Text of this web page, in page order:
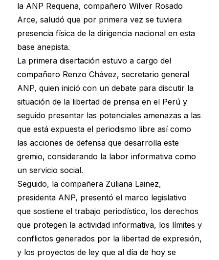
la ANP Requena, compañero Wilver Rosado
Arce, saludó que por primera vez se tuviera
presencia física de la dirigencia nacional en esta
base anepista.
La primera disertación estuvo a cargo del
compañero Renzo Chávez, secretario general
ANP, quien inició con un debate para discutir la
situación de la libertad de prensa en el Perú y
seguido presentar las potenciales amenazas a las
que está expuesta el periodismo libre así como
las acciones de defensa que desarrolla este
gremio, considerando la labor informativa como
un servicio social.
Seguido, la compañera Zuliana Lainez,
presidenta ANP, presentó el marco legislativo
que sostiene el trabajo periodístico, los derechos
que protegen la actividad informativa, los límites y
conflictos generados por la libertad de expresión,
y los proyectos de ley que al día de hoy se